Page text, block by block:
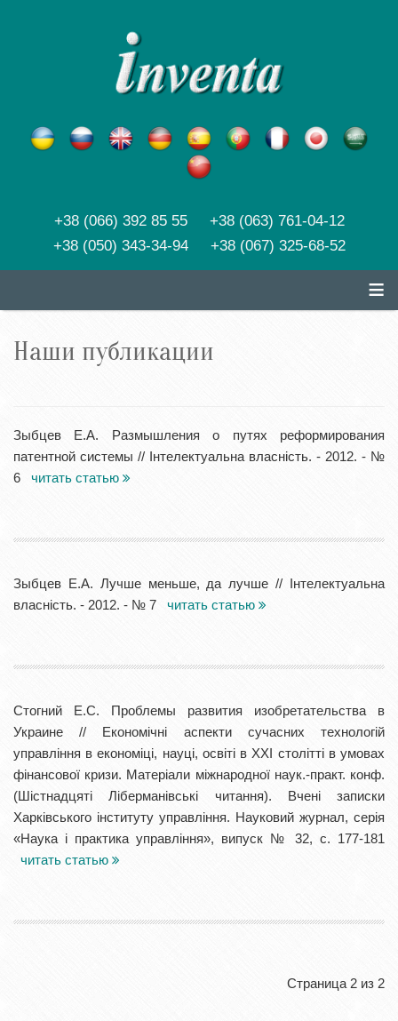
+38 (066) 392 85 55 +38 (063) 761-04-12
+38 (050) 343-34-94 +38 (067) 325-68-52
≡
Наши публикации
Зыбцев Е.А. Размышления о путях реформирования
патентной системы // Інтелектуальна власність. - 2012. - №
6 читать статью
Зыбцев Е.А. Лучше меньше, да лучше // Інтелектуальна
власність. - 2012. - № 7 читать статью
Стогний Е.С. Проблемы развития изобретательства в
Украине // Економічні аспекти сучасних технологій
управління в економіці, науці, освіті в ХХІ столітті в умовах
фінансової кризи. Матеріали міжнародної наук.-практ. конф.
(Шістнадцяті Ліберманівські читання). Вчені записки
Харківського інституту управління. Науковий журнал, серія
«Наука і практика управління», випуск № 32, с. 177-181
читать статью
Страница 2 из 2